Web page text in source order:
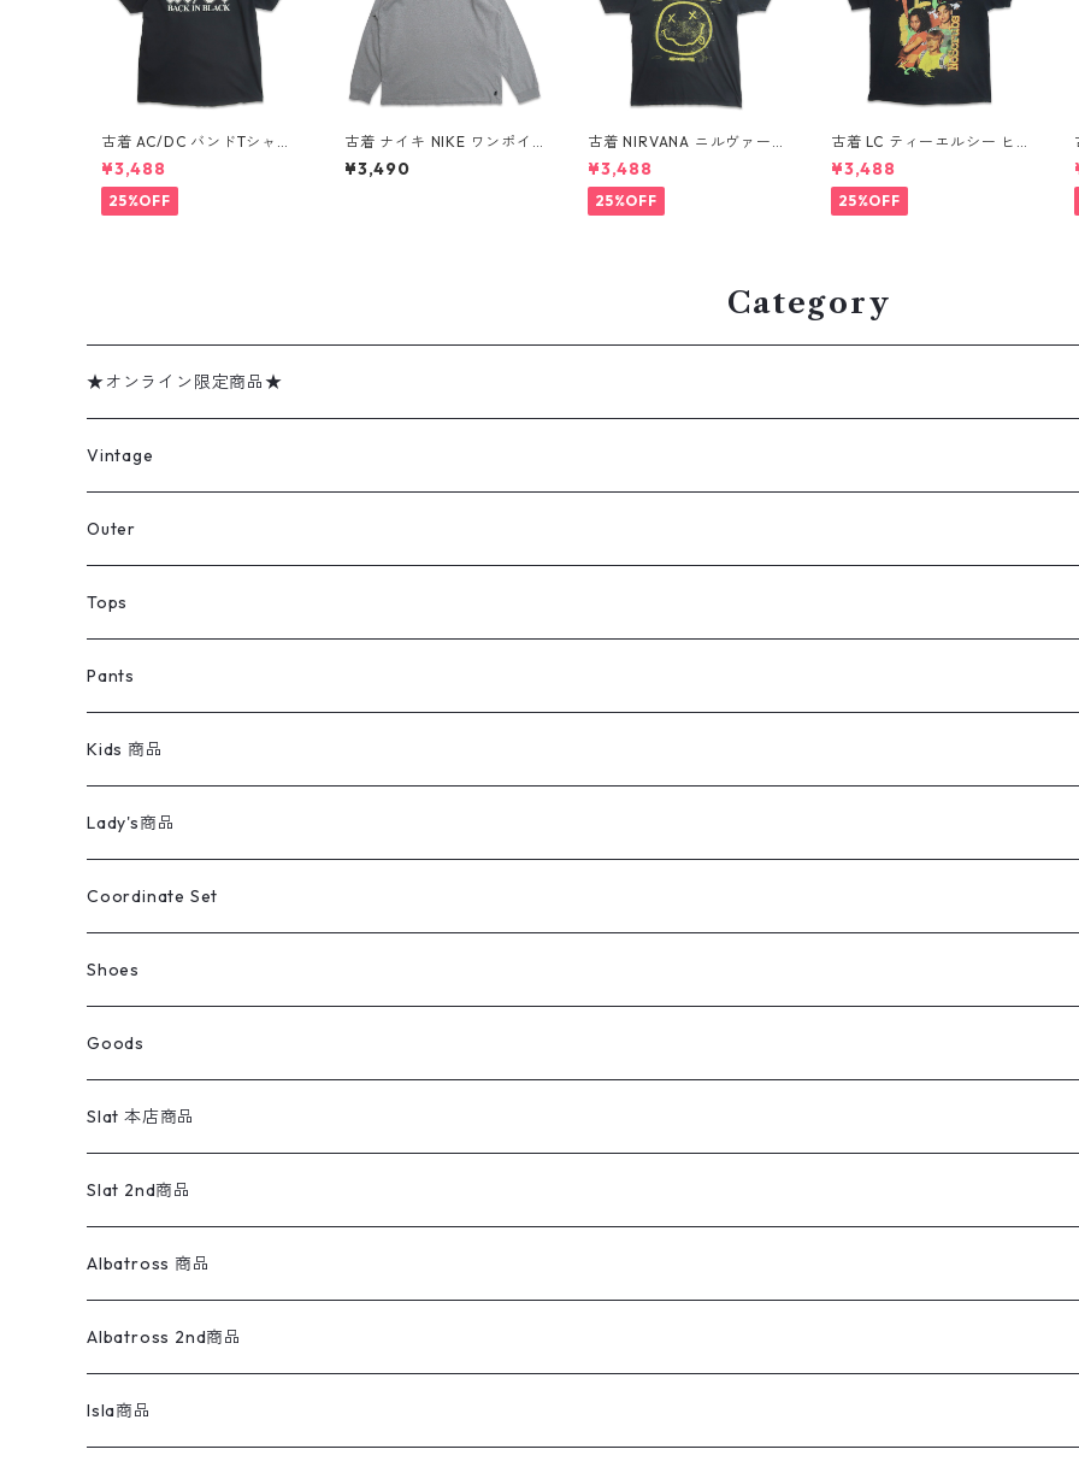
古着 AC/DC バンドTシャツ
バンT プリントTシャツ ブラ
ック 表記：XL gd410397
n w60806
¥3,488
25%OFF
古着 ナイキ NIKE ワンポイ
ント ロングスリーブTシャツ
ロンT 杢グレー 表記：L g
¥3,490
古着 NIRVANA ニルヴァーナ
バンドTシャツ プリントTシ
ャツ スマイル ブラック 表
記：M gd410396n w608
06
¥3,488
25%OFF
古着 LC ティーエルシー ヒ
ップホップ ラップ バンドT
シャツ プリントTシャツ ブ
ラック 表記：-- gd41037
0n w60804
¥3,488
25%OFF
Category
★オンライン限定商品★
ミリタリーデッドストック
アウター
デニムジャケット
ミリタリージャケット
コート
ナイロンジャケット
レザー
トップス
半袖シャツ
長袖シャツ
セーター・カーディガン
パンツ
デニムパンツ
ミリタリーパンツ
スラックス
オーバーオール・つなぎ
レディース
アウター
トップス
キッズ
アウター
トップス
ライフスタイル雑貨
ラグ・ブランケット
ブランド
ラルフローレン
リーバイス
カーハート
Vintage
Jacket
Tee
Sweat Shirts
REVERSE WEAVE
Pants
Shirts
Ladies
Sweater
Goods
Military
Outer
コート
デニムジャケット
ミリタリージャケット
スウィングトップ
アウトドアナイロンジャケット
スポーツナイロンジャケット
ワークジャケット
テーラードジャケット
ウールジャケット
ダウンジャケット
レザージャケット
Otherジャケット
Tops
Tシャツ
長袖シャツ
ブランドシャツ
ストライプシャツ
柄シャツ
ワークシャツ
半袖シャツ
ポロシャツ
スウェット・パーカ
プリントスウェット
ロゴスウェット
ベスト
セーター・カーディガン
アランセーター
ウールセーター
フリース
Pants
デニムパンツ
501,505
バギーズデニム
ミリタリーパンツ
チノパンツ
イージーパンツ
スラックス
ワークパンツ
コーデュロイパンツ
オーバーオール・つなぎ
ショーツ
Otherパンツ
Kids 商品
Vintage
Tops
Pants
Tops
Pants
Lady's商品
Tシャツ
ブラウス／シャツ／デザイントップス
長袖
半袖
ベスト／キャミソール
スウェット
ニット
ジャケット
スカート
パンツ(w30以下)
Coordinate Set
Shoes
22cm以下
22.5cm
23cm
23.5cm
24cm
24.5cm
Goods
バンダナ
Slat 本店商品
Outer
Tee
Shirts
S/S Shirts
Sweat Shirts
Slat 2nd商品
アウター
ハンティングジャケット
アウトドアジャケット
長袖シャツ
アウトドアシャツ
半袖シャツ
Albatross 商品
Vintage sweater
Outer
Albatross 2nd商品
70sアイテム
Isla商品